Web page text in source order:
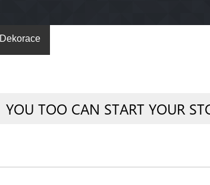
Dekorace
YOU TOO CAN START YOUR